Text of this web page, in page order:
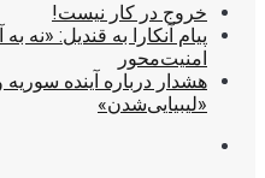
خروج در کار نیست!
پیام آنکارا به قندیل: «نه
امنیت‌محور
هشدار درباره آینده
«لیبیایی‌شدن»